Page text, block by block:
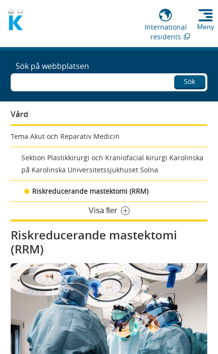
International
residents
Meny
Sök på webbplatsen
Sök
Vård
Tema Akut och Reparativ Medicin
Sektion Plastikkirurgi och Kraniofacial kirurgi Karolinska
på Karolinska Universitetssjukhuset Solna
Riskreducerande mastektomi (RRM)
Visa fler
Riskreducerande mastektomi
(RRM)